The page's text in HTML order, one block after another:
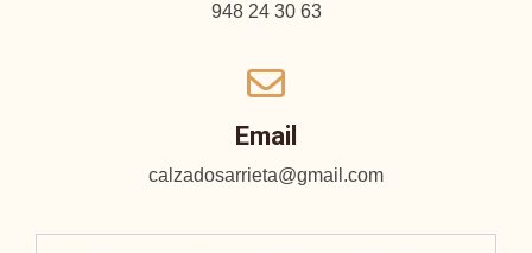
948 24 30 63
Email
calzadosarrieta@gmail.com